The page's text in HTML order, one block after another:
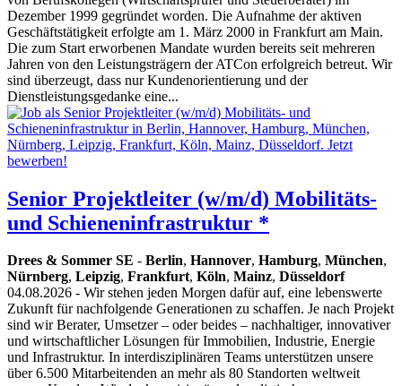
Dezember 1999 gegründet worden. Die Aufnahme der aktiven
Geschäftstätigkeit erfolgte am 1. März 2000 in Frankfurt am Main.
Die zum Start erworbenen Mandate wurden bereits seit mehreren
Jahren von den Leistungsträgern der ATCon erfolgreich betreut. Wir
sind überzeugt, dass nur Kundenorientierung und der
Dienstleistungsgedanke eine...
Senior Projektleiter (w/m/d) Mobilitäts-
und Schieneninfrastruktur *
Drees & Sommer SE - Berlin, Hannover, Hamburg, München,
Nürnberg, Leipzig, Frankfurt, Köln, Mainz, Düsseldorf
04.08.2026 - Wir stehen jeden Morgen dafür auf, eine lebenswerte
Zukunft für nachfolgende Generationen zu schaffen. Je nach Projekt
sind wir Berater, Umsetzer – oder beides – nachhaltiger, innovativer
und wirtschaftlicher Lösungen für Immobilien, Industrie, Energie
und Infrastruktur. In interdisziplinären Teams unterstützen unsere
über 6.500 Mitarbeitenden an mehr als 80 Standorten weltweit